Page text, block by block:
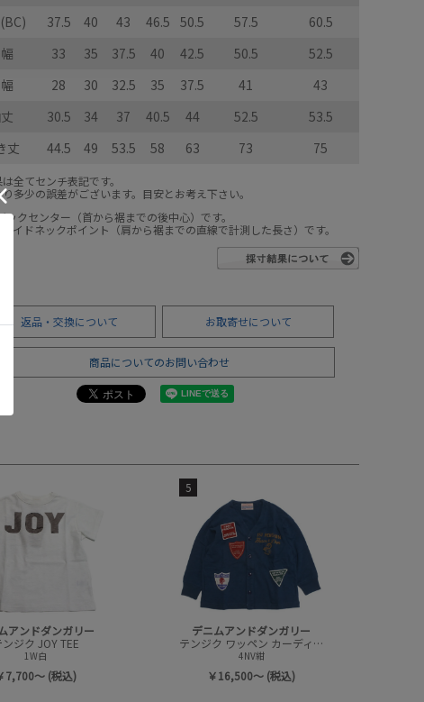
37.5 40 43 46.5 50.5 57.5
60.5
33 35 37.5 40 42.5 50.5
52.5
28 30 32.5 35 37.5 41
43
30.5 34 37 40.5 44 52.5
53.5
丈
44.5 49 53.5 58 63 73 75
全てセンチ表記です。
多少の誤差がございます。目安とお考え下さい。
クセンター（首から裾までの後中心）です。
サイドネックポイント（肩から裾までの直線で計測した長さ）です。
返品・交換について お取寄せについて
商品についてのお問い合わせ
アンドダンガリー
ンジク JOY TEE
1W白
7,700～ (税込)
5
デニムアンドダンガリー
テンジク ワッペン カーディガン
4NV紺
￥16,500～ (税込)